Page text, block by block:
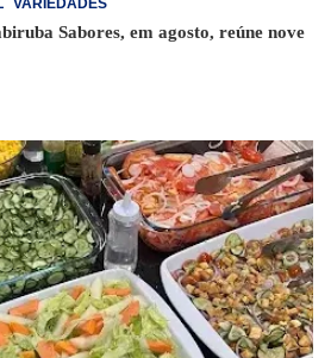
Sabores, em agosto, reúne nove